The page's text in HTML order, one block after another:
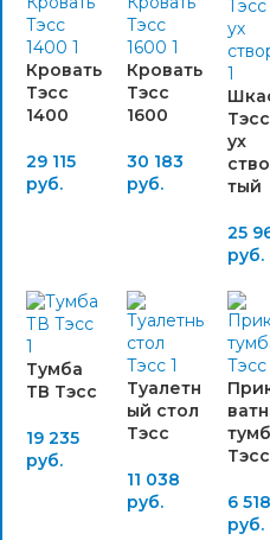
Кровать
Тэсс
1400
29 115
руб.
Кровать
Тэсс
1600
30 183
руб.
ух
тый
25
руб.
Тумба
ТВ Тэсс
19 235
руб.
Туалетн
ый стол
Тэсс
11 038
руб.
Тэсс
6 518
руб.